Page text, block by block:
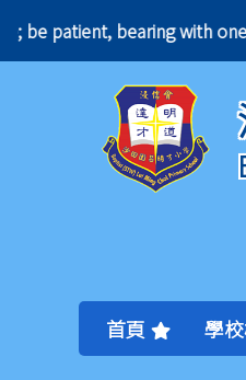
patient, bearing with one
首頁 學